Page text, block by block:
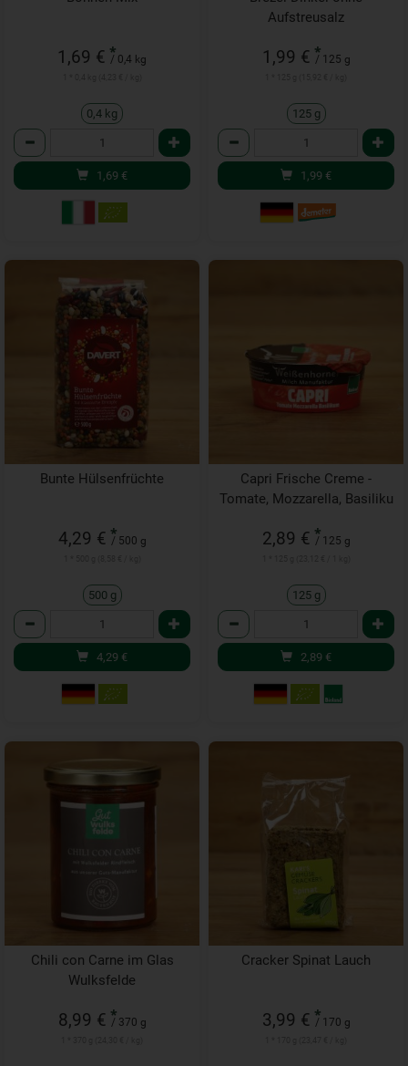
1,69 € *
/ 0,4 kg
0,4 kg
Anzahl
1,69 €
Aufstreusalz
1,99 € *
/ 125 g
125 g
Anzahl
1,99 €
Bunte Hülsenfrüchte
4,29 € *
/ 500 g
500 g
Anzahl
4,29 €
Capri Frische Creme -
Tomate, Mozzarella, Basiliku
2,89 € *
/ 125 g
125 g
Anzahl
2,89 €
Chili con Carne im Glas
Wulksfelde
8,99 € *
/ 370 g
Cracker Spinat Lauch
3,99 € *
/ 170 g